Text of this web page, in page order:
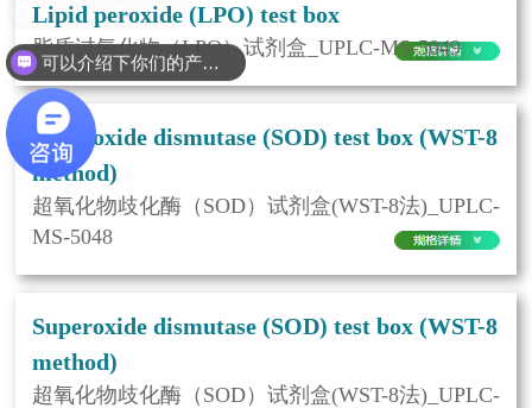
Lipid peroxide (LPO) test box
脂质过氧化物（LPO）试剂盒_UPLC-MS-5049
Superoxide dismutase (SOD) test box (WST-8
method)
超氧化物歧化酶（SOD）试剂盒(WST-8法)_UPLC-
MS-5048
Superoxide dismutase (SOD) test box (WST-8
method)
超氧化物歧化酶（SOD）试剂盒(WST-8法)_UPLC-